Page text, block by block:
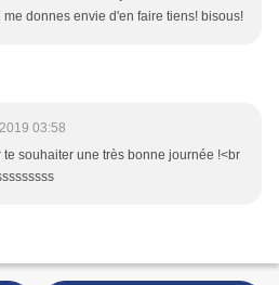
donnes envie d'en faire tiens! bisous!
03:58
souhaiter une très bonne journée !<br